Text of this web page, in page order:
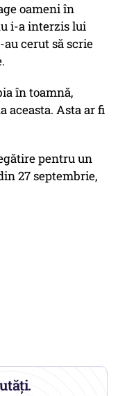
oameni în
i-a interzis lui
au cerut să scrie
în toamnă,
aceasta. Asta ar fi
pentru un
27 septembrie,